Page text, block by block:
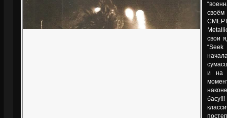
своём
свои
и на